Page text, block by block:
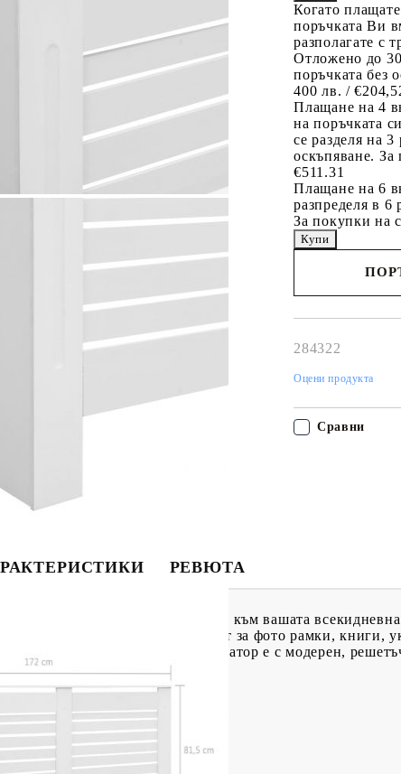
Когато
поръчката Ви
разполагате с
Отложено до
поръчката без
400 лв. /
Плащане на 4
на поръчката
се разделя на
оскъпяване.
€511.31
Плащане на 6
разпределя в 6
За покупки на
284322
Оцени продукта
Сравни
РЕВЮТА
стилно и практично допълнение към вашата
и да осигури допълнителен рафт за фото рамки, книги,
и издръжлив. Шкафът за радиатор е с модерен,
за радиатор се сглобява лесно.
см (Ш х Д х В